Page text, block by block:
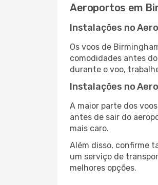
Aeroportos em
Instalações no
Os voos de
comodidades antes
durante o voo,
Instalações no
A maior parte dos
antes de sair do
mais caro.
Além disso, confirme
um serviço de
melhores opções.